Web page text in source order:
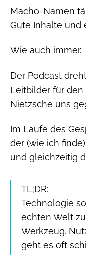
Macho-Namen
Gute Inhalte und
Wie auch immer.
Der Podcast
Leitbilder für
Nietzsche uns
Im Laufe des
der (wie ich
und gleichzeitig
TL;DR:
Technologie
echten Welt
Werkzeug.
geht es oft